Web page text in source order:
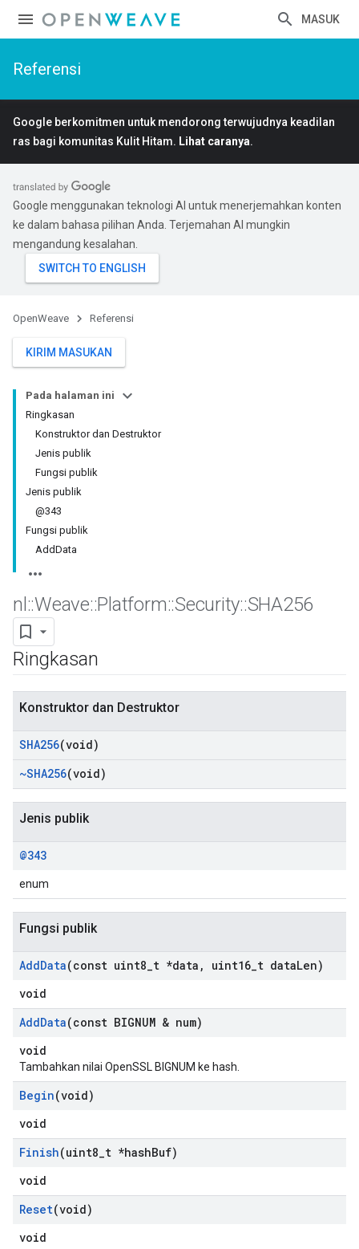
MASUK
Referensi
Google berkomitmen untuk mendorong terwujudnya keadilan
ras bagi komunitas Kulit Hitam. Lihat caranya.
Google menggunakan teknologi AI untuk menerjemahkan konten
ke dalam bahasa pilihan Anda. Terjemahan AI mungkin
mengandung kesalahan.
OpenWeave Referensi
KIRIM MASUKAN
Pada halaman ini
Ringkasan
Konstruktor dan Destruktor
Jenis publik
Fungsi publik
Jenis publik
@343
Fungsi publik
AddData
nl ::Weave::Platform::Security::SHA256
Ringkasan
Konstruktor dan Destruktor
SHA256(void)
~SHA256(void)
Jenis publik
@343
enum
Fungsi publik
AddData(const uint8 t *data , uint16 t dataLen)
void
AddData(const BIGNUM & num)
void
Tambahkan nilai OpenSSL BIGNUM ke hash.
Begin(void)
void
Finish(uint8 t *hashBuf)
void
Reset(void)
void